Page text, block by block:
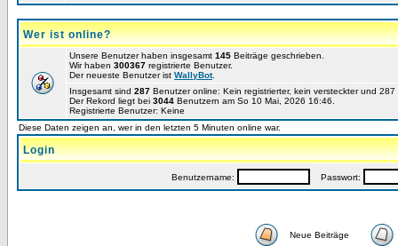
Wer ist online?
Unsere Benutzer haben insgesamt 145 Beiträge geschrieben.
Wir haben 300367 registrierte Benutzer.
Der neueste Benutzer ist WallyBot.
Insgesamt sind 287 Benutzer online: Kein registrierter, kein versteckter und
Der Rekord liegt bei 3044 Benutzern am So 10 Mai, 2026 16:46.
Registrierte Benutzer: Keine
Diese Daten zeigen an, wer in den letzten 5 Minuten online war.
Login
Benutzername: Passwort:
Neue Beiträge